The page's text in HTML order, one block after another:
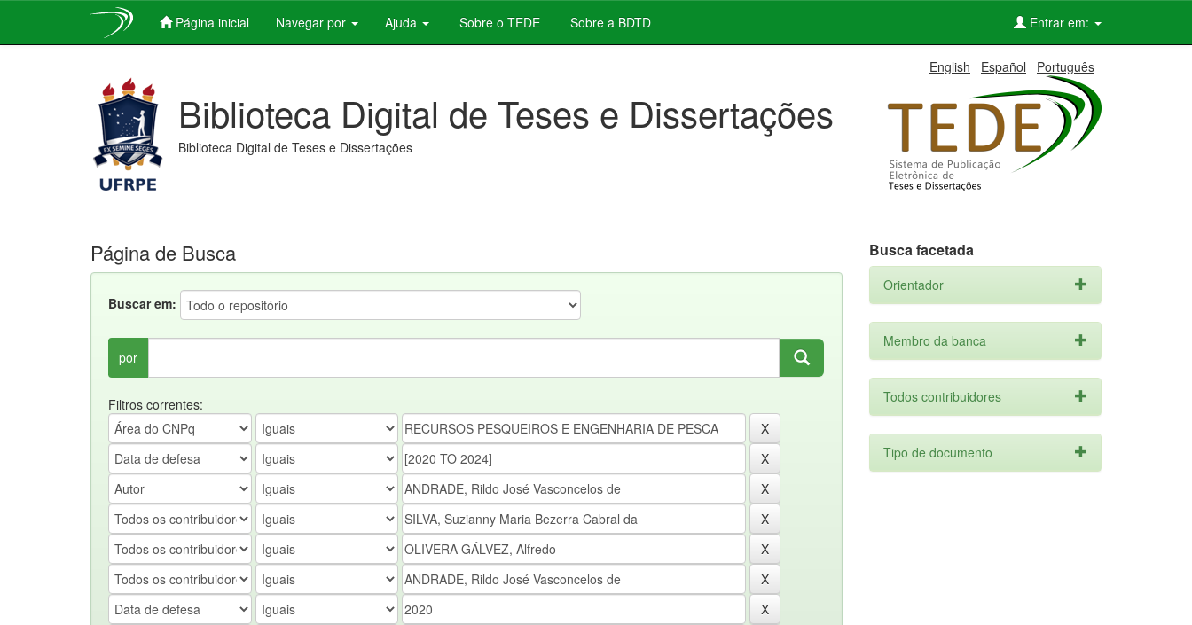
Página inicial Navegar por Ajuda Sobre o TEDE Sobre a BDTD Entrar em:
English Español Português
Biblioteca Digital de Teses e Dissertações
Biblioteca Digital de Teses e Dissertações
Página de Busca
Buscar em:
por
Filtros correntes:
Busca facetada
Orientador
Membro da banca
Todos contribuidores
Tipo de documento